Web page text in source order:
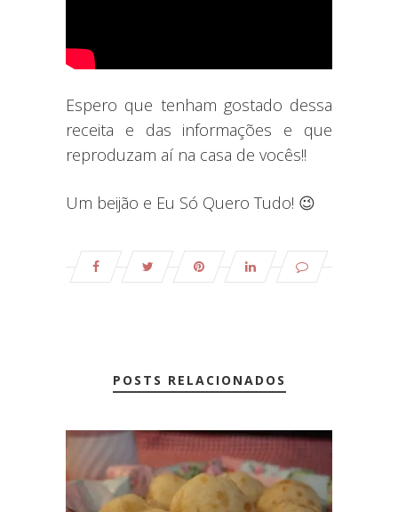
Espero que tenham gostado dessa
receita e das informações e que
reproduzam aí na casa de vocês!!
Um beijão e Eu Só Quero Tudo! 😉
POSTS RELACIONADOS